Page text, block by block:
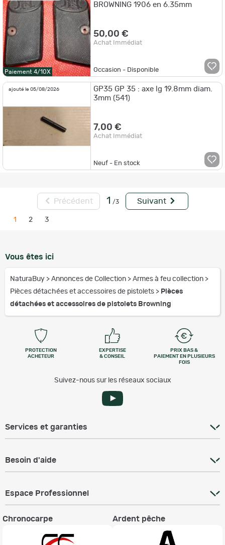
Paiement 4/10X
BROWNING 1906 en 6.35mm
50,00 €
Achat Immédiat
Occasion - Disponible
ajouté le 05/08/2026
GP35 GP 35 : axe lg 19.8mm diam.
3mm (541)
7,00 €
Achat Immédiat
Neuf - En stock
Précédent 1 /3 Suivant
1 2 3
Vous êtes ici
NaturaBuy > Annonces de Collection > Armes à feu collection >
Pièces détachées et accessoires de pistolets > Pièces
détachées et accessoires de pistolets Browning
PROTECTION
ACHETEUR
EXPERTISE
& CONSEIL
PRIX BAS &
PAIEMENT EN PLUSIEURS
FOIS
Suivez-nous sur les réseaux sociaux
Services et garanties
Besoin d'aide
Espace Professionnel
Chronocarpe Ardent pêche